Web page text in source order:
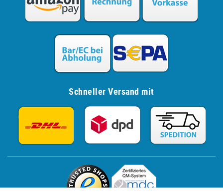
Schneller Versand mit